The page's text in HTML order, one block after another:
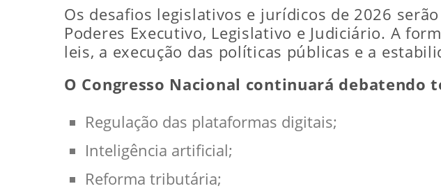
Os desafios legislativos e jurídicos de 2026
Poderes Executivo, Legislativo e Judiciário. A
leis, a execução das políticas públicas e a
O Congresso Nacional continuará debatendo
Regulação das plataformas digitais;
Inteligência artificial;
Reforma tributária;